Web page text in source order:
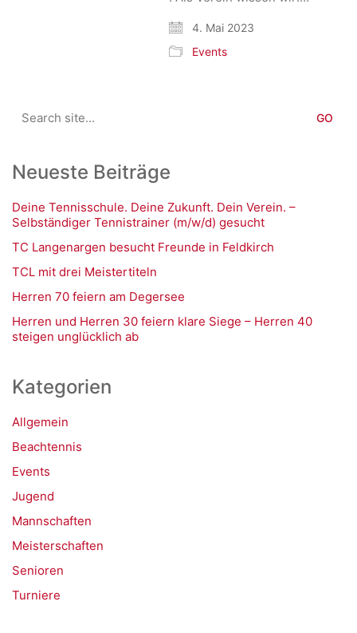
4. Mai 2023
Events
for:
Neueste Beiträge
Deine Tennisschule. Deine Zukunft. Dein Verein. –
Selbständiger Tennistrainer (m/w/d) gesucht
TC Langenargen besucht Freunde in Feldkirch
TCL mit drei Meistertiteln
Herren 70 feiern am Degersee
Herren und Herren 30 feiern klare Siege – Herren 40
steigen unglücklich ab
Kategorien
Allgemein
Beachtennis
Events
Jugend
Mannschaften
Meisterschaften
Senioren
Turniere